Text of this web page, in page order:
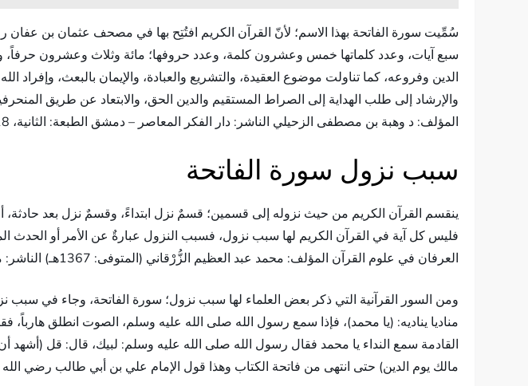
سُمِّيت سورة الفاتحة بهذا الاسم؛ لأنّ القرآن الكريم افتُتِح بها في مصحف عثمان بن عفان
سبع آيات، وعدد كلماتها خمس وعشرون كلمة، وعدد حروفها؛ مائة وثلاث وعشرون حرفاً،
الدين وفروعه، كما تناولت موضوع العقيدة، والتشريع والعبادة، والإيمان بالبعث، وإفراد
والإرشاد إلى طلب الهداية إلى الصراط المستقيم والدين الحق، والابتعاد عن طريق
المؤلف: د وهبة بن مصطفى الزحيلي الناشر: دار الفكر المعاصر – دمشق الطبعة: الثانية، 1418 هـ، الجزء(1)، الصفحة(53)، بتصرف.
سبب نزول سورة الفاتحة
ينقسم القرآن الكريم من حيث نزوله إلى قسمين؛ قسمٌ نزل ابتداءً، وقسمٌ نزل بعد حادثة،
فليس كل آية في القرآن الكريم لها سبب نزول، فسبب النزول عبارةٌ عن الأمر أو الحدث
العرفان في علوم القرآن المؤلف: محمد عبد العظيم الزُّرْقاني (المتوفى: 1367هـ) الناشر: مطبعة عيسى البابي الحلبي وشركاه الطبعة: الطبعة الثالثة، الصفحة(106)، بتصرف
ومن السور القرآنية التي ذكر بعض العلماء لها سبب نزول؛ سورة الفاتحة، وجاء في
مناديا يناديه: (يا محمد)، فإذا سمع رسول الله صلى الله عليه وسلم، الصوت انطلق
القادمة سمع النداء يا محمد فقال رسول الله صلى الله عليه وسلم: لبيك، قال: قل (أشهد
مالك يوم الدين) حتى انتهى من فاتحة الكتاب وهذا قول الإمام علي بن أبي طالب رضي